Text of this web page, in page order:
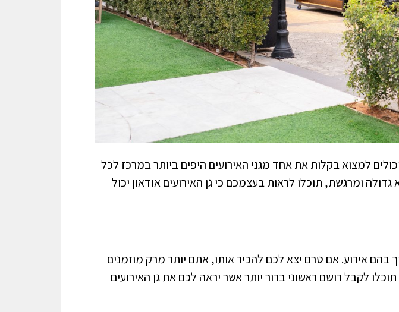
למצוא בקלות את אחד מגני האירועים היפים ביותר במרכז לכל
ומרגשת, תוכלו לראות בעצמכם כי גן האירועים אודאון יכול
בהם אירוע. אם טרם יצא לכם להכיר אותו, אתם יותר מרק מוזמנים
לקבל רושם ראשוני ברור יותר אשר יראה לכם את גן האירועים